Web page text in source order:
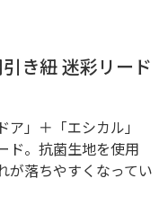
き紐 迷彩リード
」＋「エシカル」
ド。抗菌生地を使用
が落ちやすくなってい